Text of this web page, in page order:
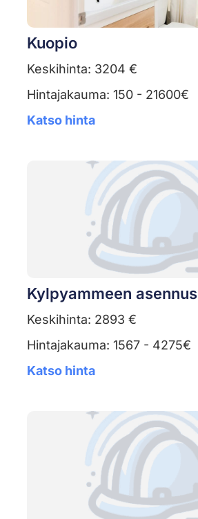
Kuopio
Keskihinta: 3204 €
Hintajakauma: 150 - 21600€
Katso hinta
Kylpyammeen asennus
Keskihinta: 2893 €
Hintajakauma: 1567 - 4275€
Katso hinta